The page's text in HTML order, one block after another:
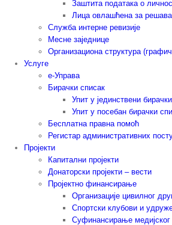
Заштита података о
Лица овлашћена за
Служба интерне ревизије
Месне заједнице
Организациона структура
Услуге
е-Управа
Бирачки списак
Упит у јединствени
Упит у посебан бирачки
Бесплатна правна помоћ
Регистар административних
Пројекти
Капитални пројекти
Донаторски пројекти – вести
Пројектно финансирање
Организације цивилног
Спортски клубови и
Суфинансирање медијског